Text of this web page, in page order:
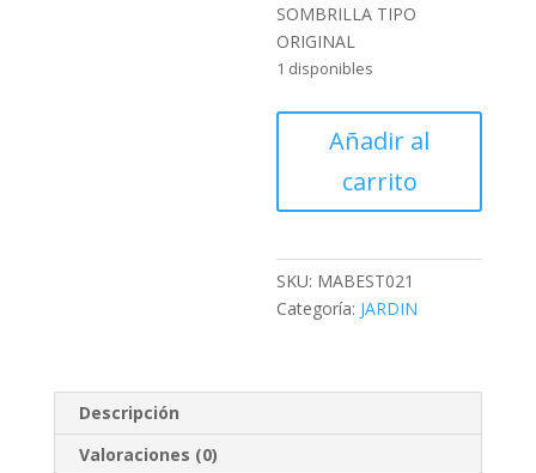
SOMBRILLA TIPO
ORIGINAL
1 disponibles
SOMBRILLA
TIPO
cantidad
Añadir al
carrito
SKU: MABEST021
Categoría: JARDIN
Descripción
Valoraciones (0)